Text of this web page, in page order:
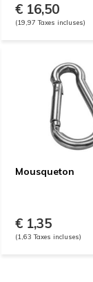
€ 16,50
(19,97 Taxes incluses)
Mousqueton
€ 1,35
(1,63 Taxes incluses)